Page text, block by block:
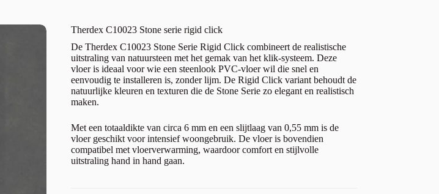
Therdex C10023 Stone serie rigid click
De Therdex C10023 Stone Serie Rigid Click combineert de realistische
uitstraling van natuursteen met het gemak van het klik-systeem. Deze
vloer is ideaal voor wie een steenlook PVC-vloer wil die snel en
eenvoudig te installeren is, zonder lijm. De Rigid Click variant behoudt de
natuurlijke kleuren en texturen die de Stone Serie zo elegant en realistisch
maken.
Met een totaaldikte van circa 6 mm en een slijtlaag van 0,55 mm is de
vloer geschikt voor intensief woongebruik. De vloer is bovendien
compatibel met vloerverwarming, waardoor comfort en stijlvolle
uitstraling hand in hand gaan.